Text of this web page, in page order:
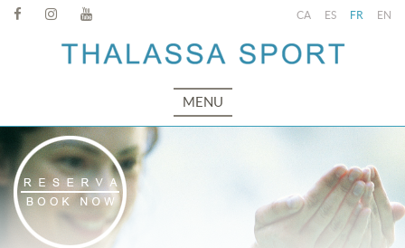
CA ES FR EN
MENU